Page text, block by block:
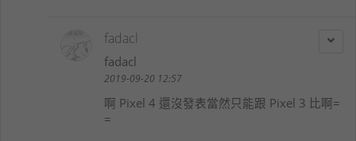
fadacl
fadacl
2019-09-20 12:57
啊 Pixel 4 還沒發表當然只能跟 Pixel 3 比啊=
=